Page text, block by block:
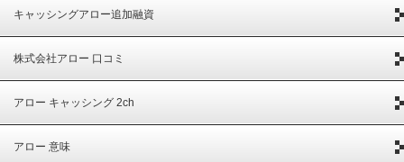
キャッシングアロー追加融資
株式会社アロー 口コミ
アロー キャッシング 2ch
アロー 意味